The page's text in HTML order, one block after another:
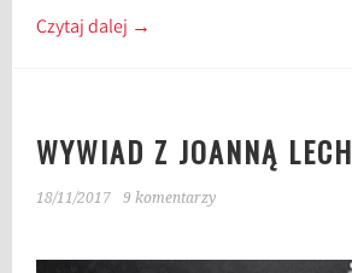
Czytaj dalej →
WYWIAD Z JOANNĄ LECH
18/11/2017 9 komentarzy